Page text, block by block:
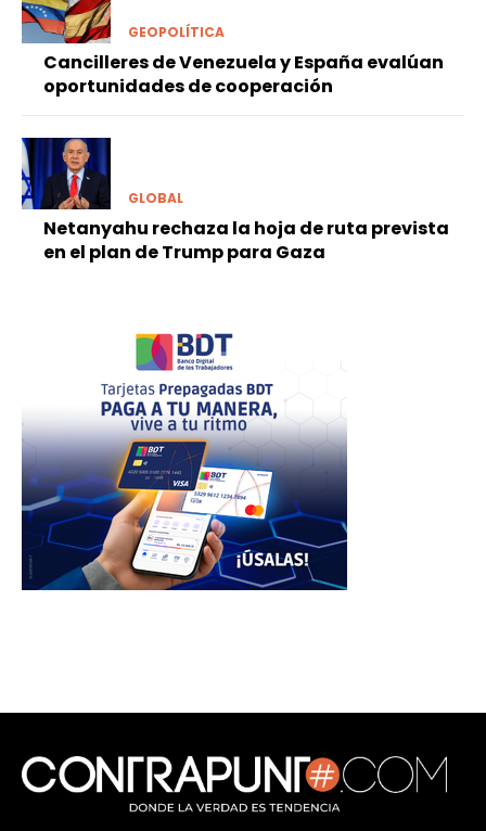
GEOPOLÍTICA
Cancilleres de Venezuela y España evalúan
oportunidades de cooperación
GLOBAL
Netanyahu rechaza la hoja de ruta prevista
en el plan de Trump para Gaza